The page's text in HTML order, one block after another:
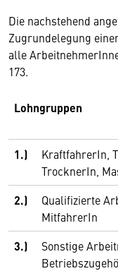
Die nachstehend
Zugrundelegung
alle
173.
Lohngruppen
1.)
KraftfahrerIn,
TrocknerIn,
2.)
Qualifizierte
MitfahrerIn
3.)
Sonstige